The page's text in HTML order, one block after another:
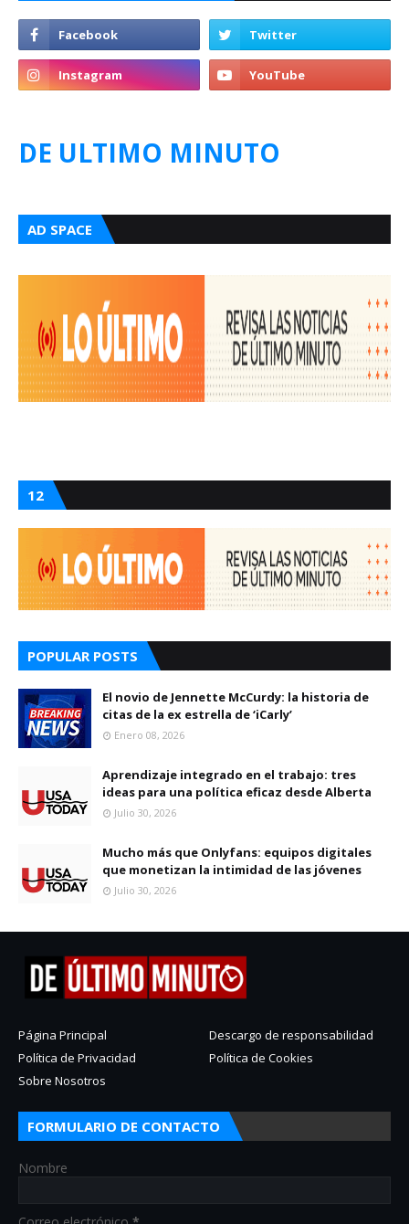
DE ULTIMO MINUTO
AD SPACE
12
POPULAR POSTS
El novio de Jennette McCurdy: la historia de
citas de la ex estrella de ‘iCarly’
Enero 08, 2026
Aprendizaje integrado en el trabajo: tres
ideas para una política eficaz desde Alberta
Julio 30, 2026
Mucho más que Onlyfans: equipos digitales
que monetizan la intimidad de las jóvenes
Julio 30, 2026
Página Principal
Descargo de responsabilidad
Política de Privacidad
Política de Cookies
Sobre Nosotros
FORMULARIO DE CONTACTO
Nombre